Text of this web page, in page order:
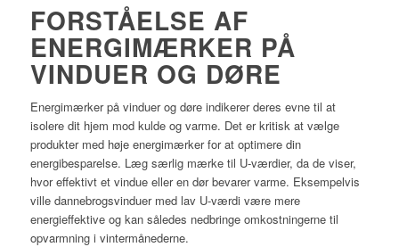
FORSTÅELSE AF
ENERGIMÆRKER PÅ
VINDUER OG DØRE
Energimærker på vinduer og døre indikerer deres evne til at
isolere dit hjem mod kulde og varme. Det er kritisk at vælge
produkter med høje energimærker for at optimere din
energibesparelse. Læg særlig mærke til U-værdier, da de viser,
hvor effektivt et vindue eller en dør bevarer varme. Eksempelvis
ville dannebrogsvinduer med lav U-værdi være mere
energieffektive og kan således nedbringe omkostningerne til
opvarmning i vintermånederne.